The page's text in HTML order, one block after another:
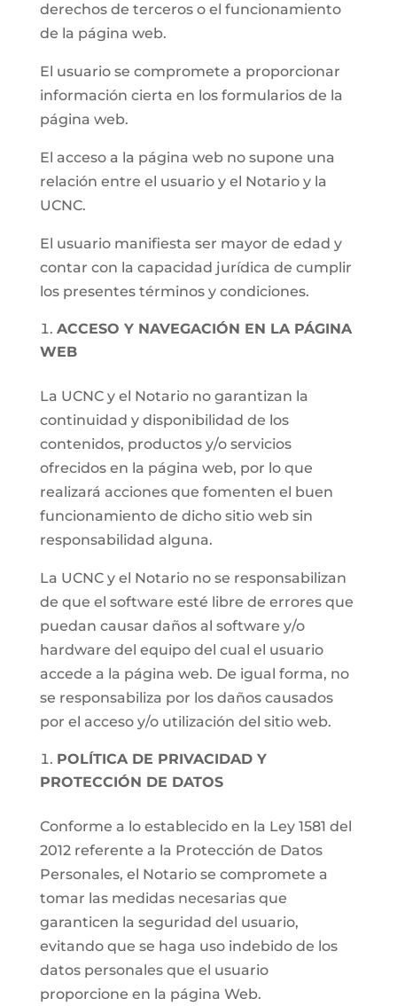
derechos de terceros o el funcionamiento
de la página web.
El usuario se compromete a proporcionar
información cierta en los formularios de la
página web.
El acceso a la página web no supone una
relación entre el usuario y el Notario y la
UCNC.
El usuario manifiesta ser mayor de edad y
contar con la capacidad jurídica de cumplir
los presentes términos y condiciones.
ACCESO Y NAVEGACIÓN EN LA PÁGINA
WEB
La UCNC y el Notario no garantizan la
continuidad y disponibilidad de los
contenidos, productos y/o servicios
ofrecidos en la página web, por lo que
realizará acciones que fomenten el buen
funcionamiento de dicho sitio web sin
responsabilidad alguna.
La UCNC y el Notario no se responsabilizan
de que el software esté libre de errores que
puedan causar daños al software y/o
hardware del equipo del cual el usuario
accede a la página web. De igual forma, no
se responsabiliza por los daños causados
por el acceso y/o utilización del sitio web.
POLÍTICA DE PRIVACIDAD Y
PROTECCIÓN DE DATOS
Conforme a lo establecido en la Ley 1581 del
2012 referente a la Protección de Datos
Personales, el Notario se compromete a
tomar las medidas necesarias que
garanticen la seguridad del usuario,
evitando que se haga uso indebido de los
datos personales que el usuario
proporcione en la página Web.